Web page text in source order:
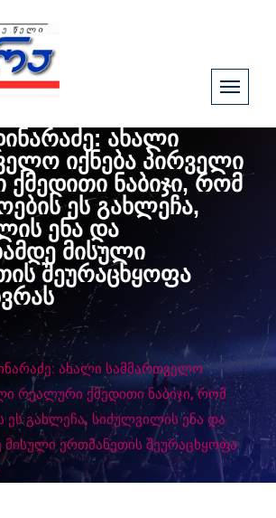
ახალი
იქნება პირველი
ნაბიჯი, რომ
ეს გახლეჩა,
ენა და
მისული
შეურაცხყოფა
ახალი სამმართველო
რეალური ქმედითი ნაბიჯი, რომ
ეს გახლეჩა, სიძულვილის ენა და
ერთმანეთის შეურაცხყოფა